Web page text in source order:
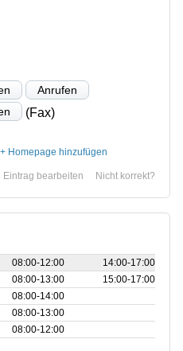
Anrufen
(Fax)
Homepage hinzufügen
Nicht korrekt?
Eintrag bearbeiten
08:00‑12:00
14:00‑17:00
08:00‑13:00
15:00‑17:00
08:00‑14:00
08:00‑13:00
08:00‑12:00